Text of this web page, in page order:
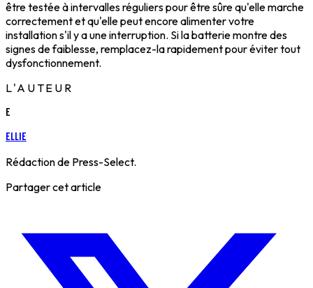
être testée à intervalles réguliers pour être sûre qu'elle marche
correctement et qu'elle peut encore alimenter votre
installation s'il y a une interruption. Si la batterie montre des
signes de faiblesse, remplacez-la rapidement pour éviter tout
dysfonctionnement.
L'AUTEUR
E
Ellie
Rédaction de Press-Select.
Partager cet article